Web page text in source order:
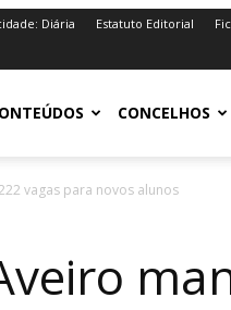
Diária Estatuto Editorial
CONCELHOS
vagas para novos alunos